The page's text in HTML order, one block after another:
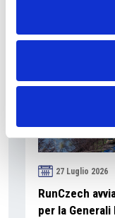
27 Luglio 2026
RunCzech
per la Generali